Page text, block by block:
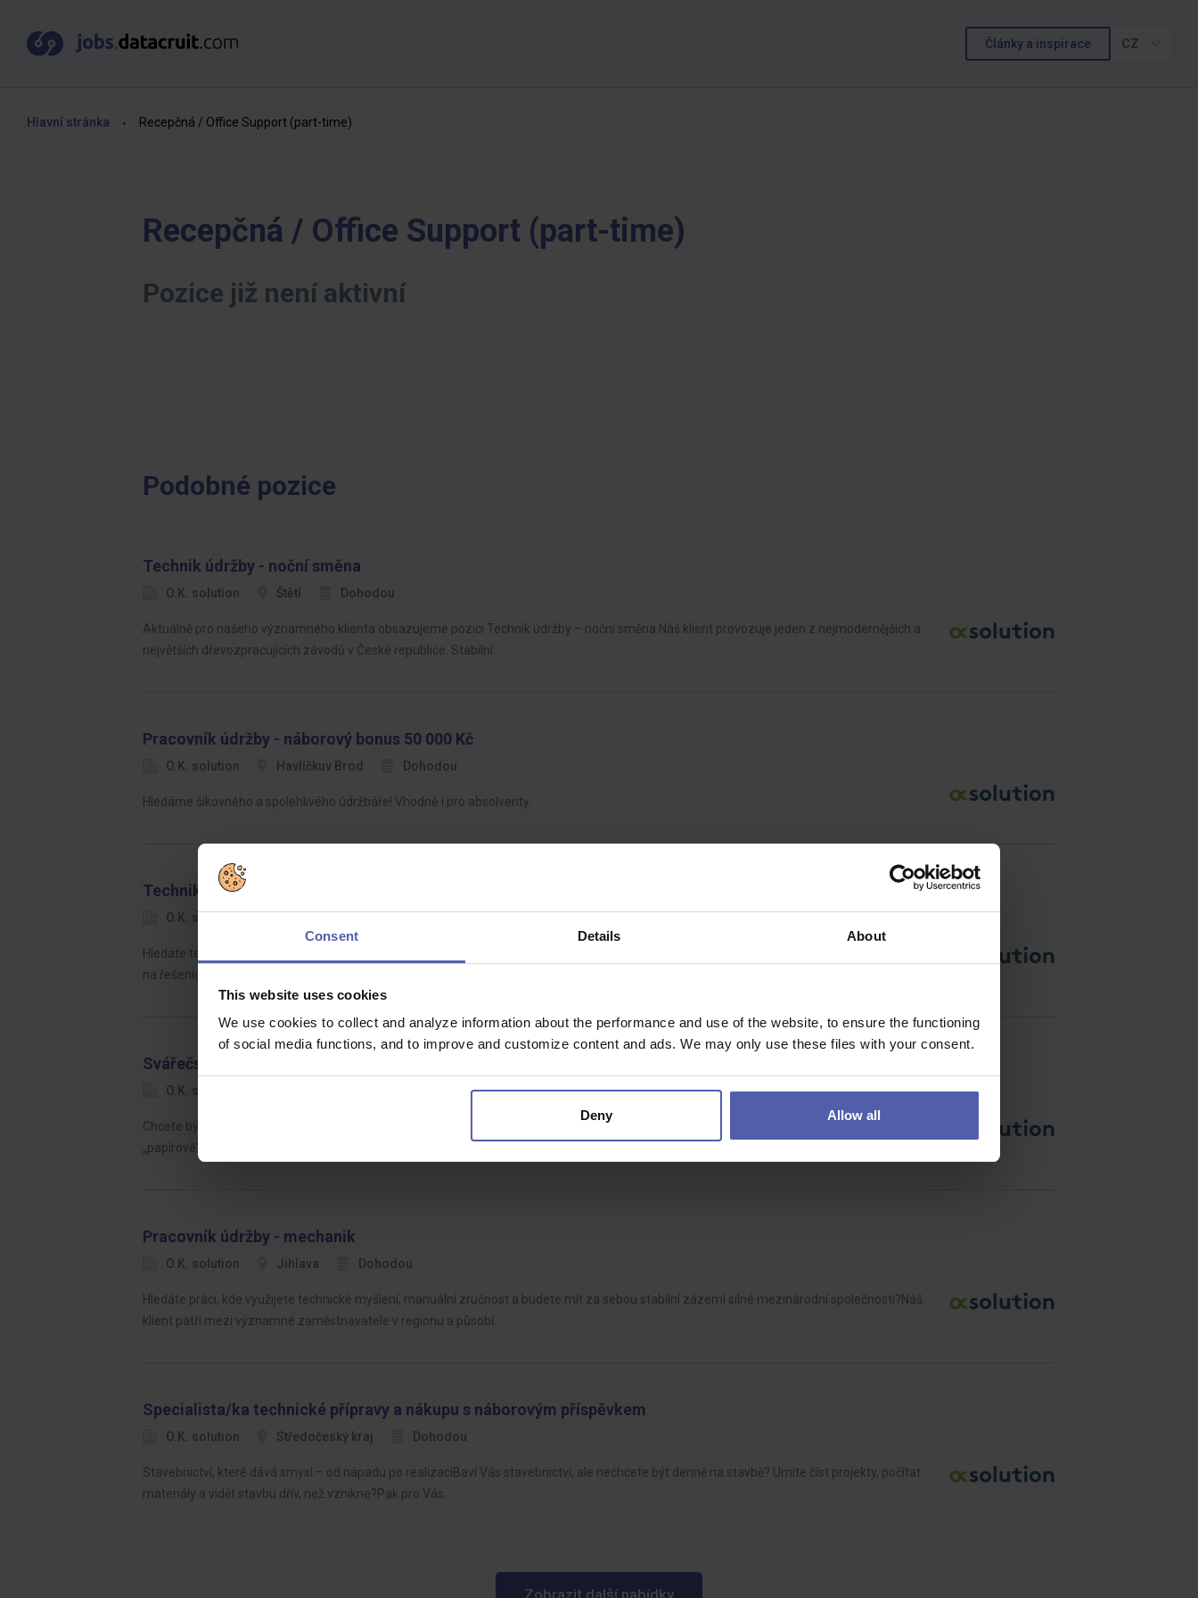
Consent Details About
This website uses cookies
We use cookies to collect and analyze information about the performance and use of the website, to ensure the functioning
of social media functions, and to improve and customize content and ads. We may only use these files with your consent.
Deny Allow all
Články a inspirace CZ
Hlavní stránka Recepčná / Office Support (part-time)
Recepčná / Office Support (part-time)
Pozice již není aktivní
Podobné pozice
Technik údržby - noční směna
O.K. solution Štětí Dohodou
Aktuálně pro našeho významného klienta obsazujeme pozici Technik údržby – noční směna.Náš klient provozuje jeden z nejmodernějších a
největších dřevozpracujících závodů v České republice. Stabilní…
Pracovník údržby - náborový bonus 50 000 Kč
O.K. solution Havlíčkuv Brod Dohodou
Hledáme šikovného a spolehlivého údržbáře! Vhodné i pro absolventy.
Technik
O.K. solution
Hledáte technickou práci, která dává skutečný smysl?Chcete vidět za sebou konkrétní výsledky, řešit reálné technické problémy a podílet se
na řešeních, která firmám i domácnostem šetří desítky…
Svářečský technolog s výkonem práce v Německu
O.K. solution
Chcete být tím člověkem, který na stavbě udává směr?Ne hledat chyby zpětně, ale nastavit technologii tak, aby to od začátku bylo správně. Ne
„papírově“, ale reálně v provozu – s respektem svářečů, s…
Pracovník údržby - mechanik
O.K. solution Jihlava Dohodou
Hledáte práci, kde využijete technické myšlení, manuální zručnost a budete mít za sebou stabilní zázemí silné mezinárodní společnosti?Náš
klient patří mezi významné zaměstnavatele v regionu a působí…
Specialista/ka technické přípravy a nákupu s náborovým příspěvkem
O.K. solution Středočeský kraj Dohodou
Stavebnictví, které dává smysl – od nápadu po realizaciBaví Vás stavebnictví, ale nechcete být denně na stavbě? Umíte číst projekty, počítat
materiály a vidět stavbu dřív, než vznikne?Pak pro Vás…
Zobrazit další nabídky